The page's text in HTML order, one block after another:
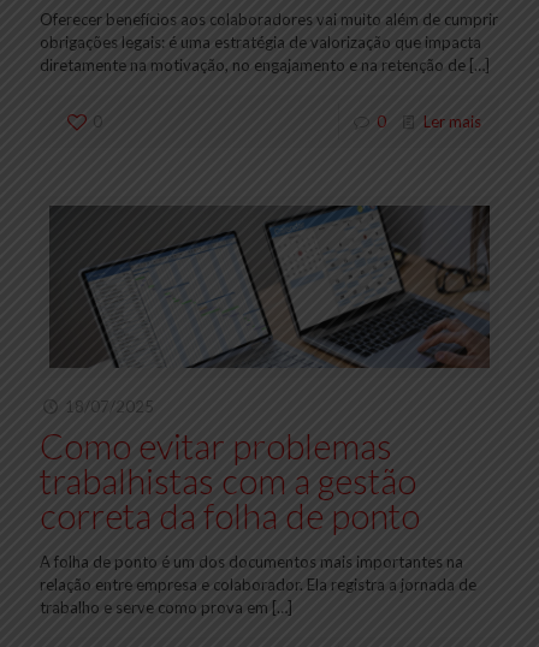
Oferecer benefícios aos colaboradores vai muito além de cumprir
obrigações legais: é uma estratégia de valorização que impacta
diretamente na motivação, no engajamento e na retenção de […]
0 0 Ler mais
18/07/2025
Como evitar problemas
trabalhistas com a gestão
correta da folha de ponto
A folha de ponto é um dos documentos mais importantes na
relação entre empresa e colaborador. Ela registra a jornada de
trabalho e serve como prova em […]